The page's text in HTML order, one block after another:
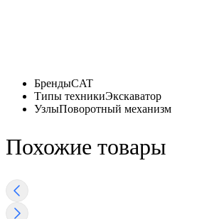
БрендыCAT
Типы техникиЭкскаватор
УзлыПоворотный механизм
Похожие товары